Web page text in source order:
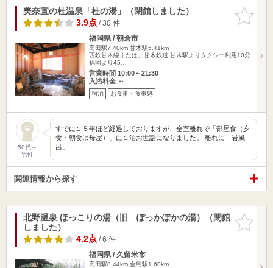
お気に入
りに追加
美奈宜の杜温泉「杜の湯」（閉館しました）
3.9点/ 30 件
福岡県 / 朝倉市
高田駅7.40km 甘木駅5.41km
西鉄甘木線または、甘木鉄道 甘木駅よりタクシー利用10分
福岡より45…
営業時間 10:00～21:30
入浴料金 ～
宿泊 お食事・食事処
50代～
男性
すでに１５年ほど経過しておりますが、全室離れで「部屋食（夕
食・朝食は母屋）」に１泊お世話になりました。 離れに「岩風
呂」…
関連情報から探す
お気に入
りに追加
北野温泉 ほっこりの湯（旧 ぽっかぽかの湯）（閉館
しました）
4.2点/ 6 件
福岡県 / 久留米市
高田駅8.44km 金島駅1.60km